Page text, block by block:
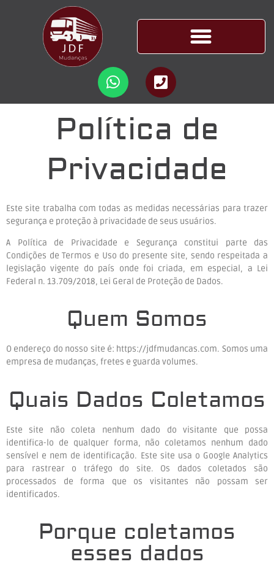
Política de
Privacidade
Este site trabalha com todas as medidas necessárias para trazer
segurança e proteção à privacidade de seus usuários.
A Política de Privacidade e Segurança constitui parte das
Condições de Termos e Uso do presente site, sendo respeitada a
legislação vigente do país onde foi criada, em especial, a Lei
Federal n. 13.709/2018, Lei Geral de Proteção de Dados.
Quem Somos
O endereço do nosso site é: https://jdfmudancas.com. Somos uma
empresa de mudanças, fretes e guarda volumes.
Quais Dados Coletamos
Este site não coleta nenhum dado do visitante que possa
identifica-lo de qualquer forma, não coletamos nenhum dado
sensível e nem de identificação. Este site usa o Google Analytics
para rastrear o tráfego do site. Os dados coletados são
processados ​​de forma que os visitantes não possam ser
identificados.
Porque coletamos
esses dados